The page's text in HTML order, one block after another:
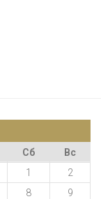
Сб
Вс
1
2
8
9